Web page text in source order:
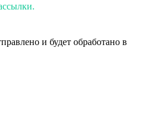
и будет обработано в